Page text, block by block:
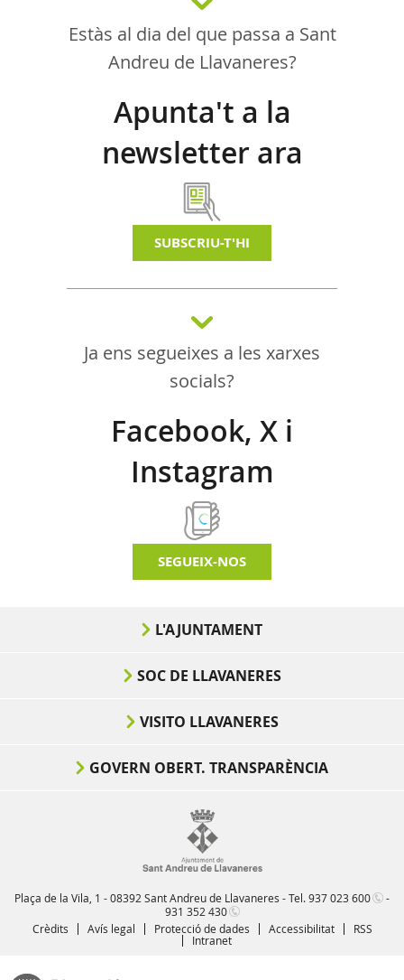
Estàs al dia del que passa a Sant
Andreu de Llavaneres?
Apunta't a la
newsletter ara
SUBSCRIU-T'HI
Ja ens segueixes a les xarxes
socials?
Facebook, X i
Instagram
SEGUEIX-NOS
L'AJUNTAMENT
SOC DE LLAVANERES
VISITO LLAVANERES
GOVERN OBERT. TRANSPARÈNCIA
Plaça de la Vila, 1 - 08392 Sant Andreu de Llavaneres - Tel.937 023 600
-
931 352 430
Crèdits
Avís legal Protecció de dades Accessibilitat
RSS
Intranet